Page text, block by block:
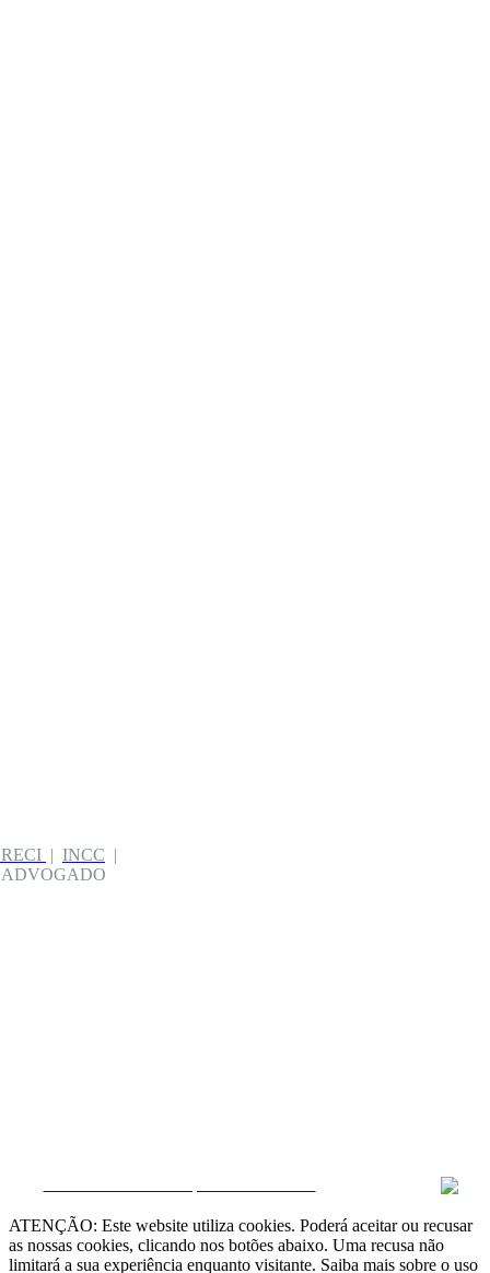
| INCC |
ATENÇÃO: Este website utiliza cookies. Poderá aceitar ou recusar
as nossas cookies, clicando nos botões abaixo. Uma recusa não
limitará a sua experiência enquanto visitante. Saiba mais sobre o uso